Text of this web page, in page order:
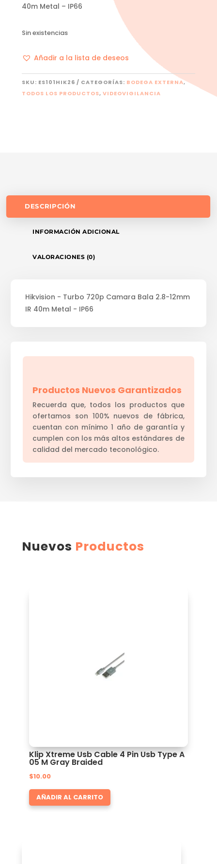
40m Metal – IP66
Sin existencias
Añadir a la lista de deseos
SKU: ES101HIK26 CATEGORÍAS: BODEGA EXTERNA,
TODOS LOS PRODUCTOS, VIDEOVIGILANCIA
DESCRIPCIÓN
INFORMACIÓN ADICIONAL
VALORACIONES (0)
Hikvision - Turbo 720p Camara Bala 2.8-12mm
IR 40m Metal - IP66
Productos Nuevos Garantizados
Recuerda que, todos los productos que
ofertamos son 100% nuevos de fábrica,
cuentan con mínimo 1 año de garantía y
cumplen con los más altos estándares de
calidad del mercado teconológico.
Nuevos Productos
Klip Xtreme Usb Cable 4 Pin Usb Type A
05 M Gray Braided
$10.00
AÑADIR AL CARRITO